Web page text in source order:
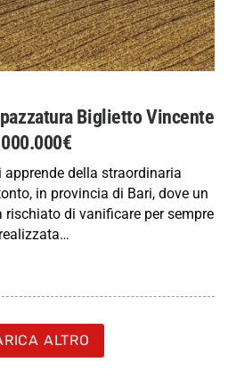
Biglietto Vincente
apprende della straordinaria
in provincia di Bari, dove un
rischiato di vanificare per sempre
ALTRO